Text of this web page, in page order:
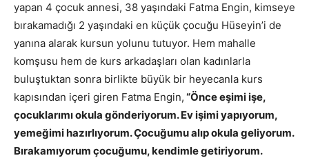
yapan 4 çocuk annesi, 38 yaşındaki Fatma Engin, kimseye
bırakamadığı 2 yaşındaki en küçük çocuğu Hüseyin’i de
yanına alarak kursun yolunu tutuyor. Hem mahalle
komşusu hem de kurs arkadaşları olan kadınlarla
buluştuktan sonra birlikte büyük bir heyecanla kurs
kapısından içeri giren Fatma Engin, “Önce eşimi işe,
çocuklarımı okula gönderiyorum. Ev işimi yapıyorum,
yemeğimi hazırlıyorum. Çocuğumu alıp okula geliyorum.
Bırakamıyorum çocuğumu, kendimle getiriyorum.